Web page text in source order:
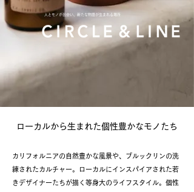
人とモノが出会い、新たな物語が生まれる場所
​ローカルから生まれた個性豊かなモノたち
カリフォルニアの自然豊かな風景や、ブルックリンの洗
練されたカルチャー。ローカルにインスパイアされた若
きデザイナーたちが描く等身大のライフスタイル。個性